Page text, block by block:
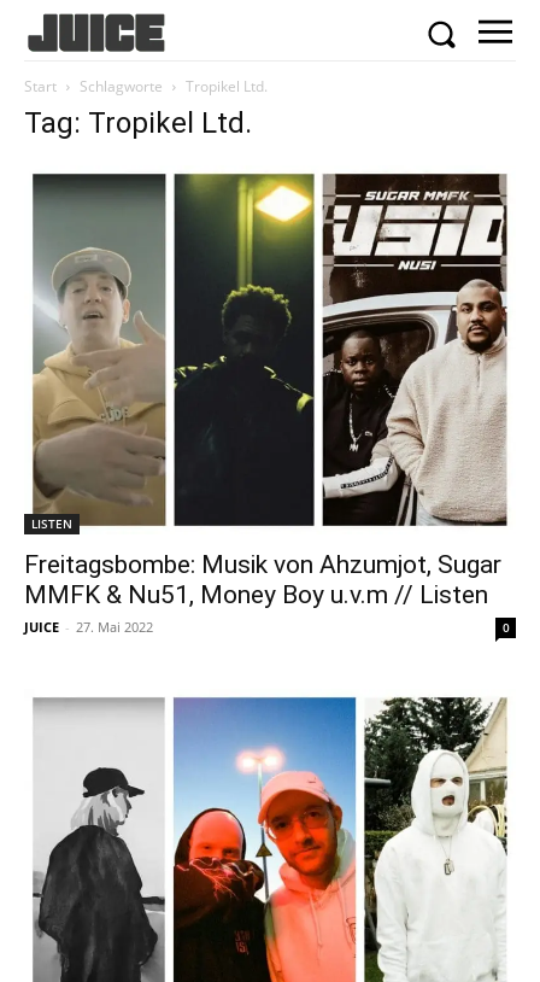
Start Schlagworte Tropikel Ltd.
Tag: Tropikel Ltd.
LISTEN
Freitagsbombe: Musik von Ahzumjot, Sugar
MMFK & Nu51, Money Boy u.v.m // Listen
JUICE - 27. Mai 2022 0